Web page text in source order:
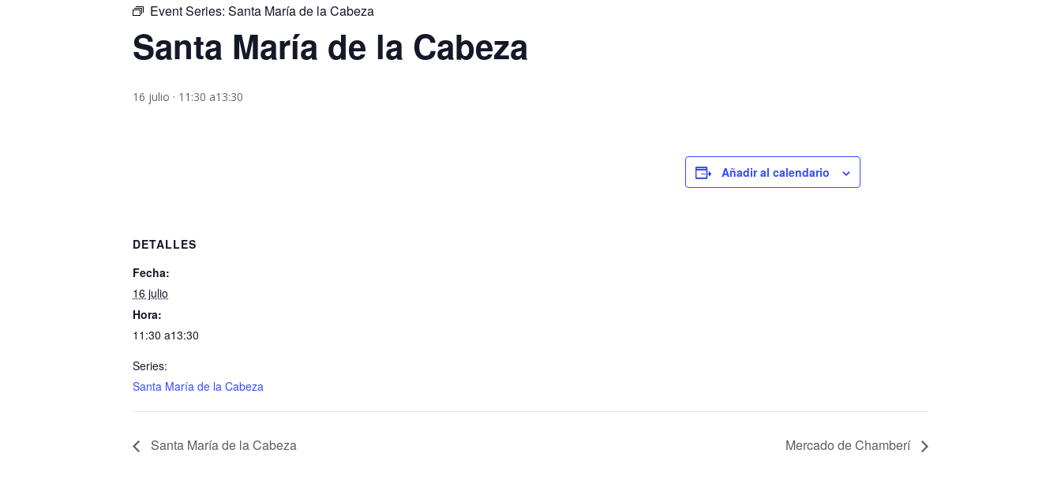
Event Series: Santa María de la Cabeza
Santa María de la Cabeza
16 julio · 11:30 a13:30
Añadir al calendario
DETALLES
Fecha:
16 julio
Hora:
11:30 a13:30
Series:
Santa María de la Cabeza
Santa María de la Cabeza Mercado de Chamberí